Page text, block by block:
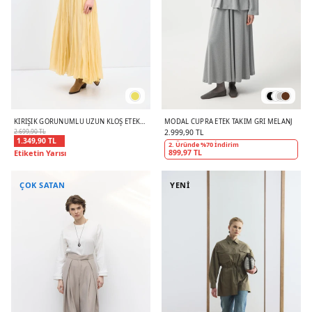
KIRIŞIK GÖRÜNÜMLÜ UZUN KLOŞ ETEK
SARI
2.699,90 TL
1.349,90 TL
Etiketin Yarısı
MODAL CUPRA ETEK TAKIM GRI MELANJ
2.999,90 TL
2. Üründe %70 İndirim
899,97 TL
ÇOK SATAN YENİ